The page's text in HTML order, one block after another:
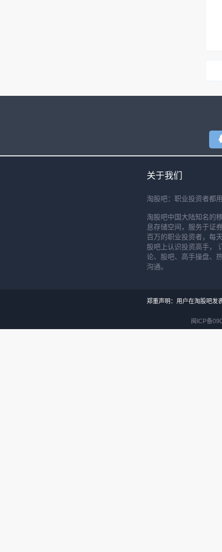
关于我们
淘股吧：职业投资者都
淘股吧中国大陆知名的
息存储空间，服务于证
百万的职业投资者，每
股吧上认识投资高手，
论、股吧、高手操盘、
沟通。
郑重声明：用户在淘股吧发
闽ICP备